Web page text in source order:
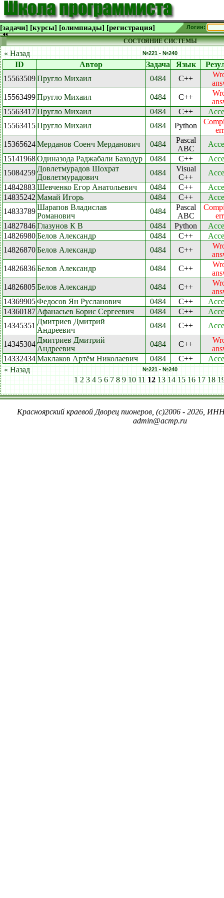
[задачи] [курсы] [олимпиады] [регистрация] Логин:
СОСТОЯНИЕ СИСТЕМЫ
« Назад №221 - №240
ID Автор Задача Язык
15563509Пругло Михаил 0484 C++
15563499Пругло Михаил 0484 C++
15563417Пругло Михаил 0484 C++
15563415Пругло Михаил 0484 Python
15365624Мерданов Соенч Мерданович 0484
Pascal
ABC
15141968Одиназода Раджабали Баходур 0484 C++
15084259 Довлетмурадов Шохрат
Довлетмурадович
0484
Visual
C++
14842883Шевченко Егор Анатольевич 0484 C++
14835242 Мамай Игорь 0484 C++
14833789Шарапов Владислав
Романович
0484
Pascal
ABC
14827846Глазунов К В 0484 Python
14826980Белов Александр 0484 C++
14826870Белов Александр 0484 C++
14826836Белов Александр 0484 C++
14826805Белов Александр 0484 C++
14369905Федосов Ян Русланович 0484 C++
14360187 Афанасьев Борис Сергеевич 0484 C++
14345351 Дмитриев Дмитрий
Андреевич
0484 C++
14345304 Дмитриев Дмитрий
Андреевич
0484 C++
14332434Маклаков Артём Николаевич 0484 C++
« Назад
№221 - №240
1 2 3 4 5 6 7 8 9 10 11 12 13 14 15 16 17 18
Красноярский краевой Дворец пионеров, (c)2006 - 2026,
admin@acmp.ru